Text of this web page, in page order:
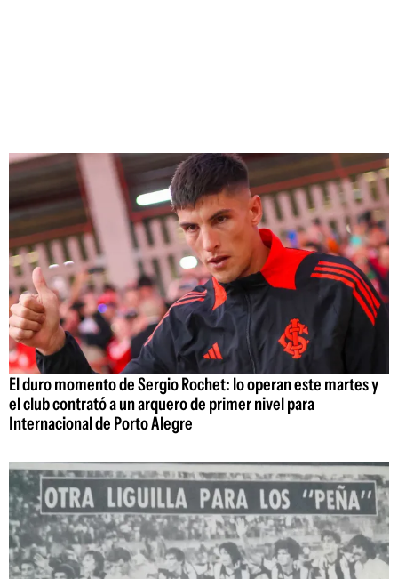
El duro momento de Sergio Rochet: lo operan este martes y
el club contrató a un arquero de primer nivel para
Internacional de Porto Alegre